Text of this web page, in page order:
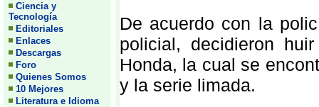
Ciencia y
Tecnología
Editoriales
Enlaces
Descargas
Foro
Quienes Somos
10 Mejores
Literatura e Idioma
De acuerdo con la
policial, decidieron
Honda, la cual se
y la serie limada.